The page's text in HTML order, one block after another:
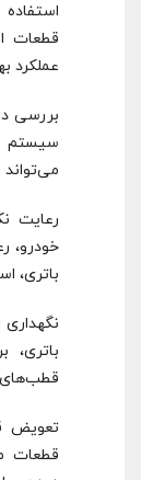
قطعات
عملکرد
بررسی
سیستم
رعایت
خودرو،
باتری،
قطب‌های
تعویض
قطعات